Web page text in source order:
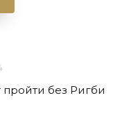
без Ригби